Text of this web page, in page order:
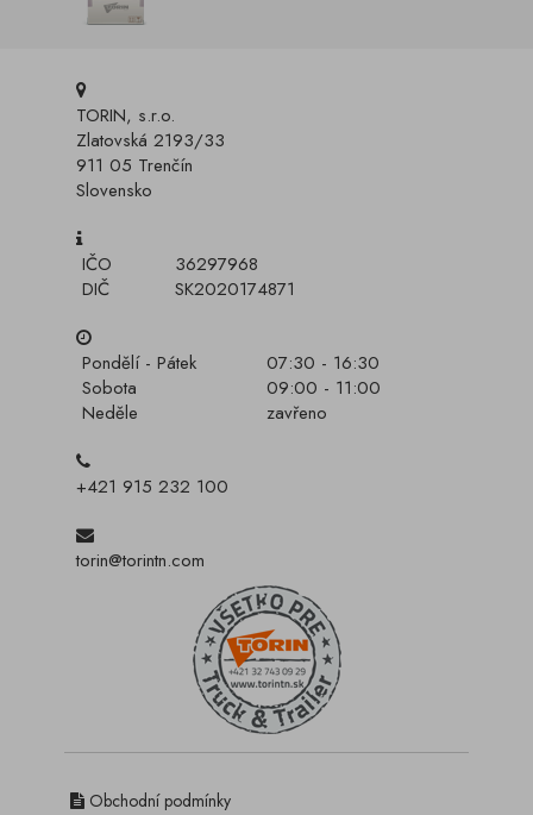
TORIN, s.r.o.
Zlatovská 2193/33
911 05 Trenčín
Slovensko
IČO
36297968
DIČ
SK2020174871
Pondělí - Pátek
07:30 - 16:30
Sobota
09:00 - 11:00
Neděle
zavřeno
+421 915 232 100
torin@torintn.com
Obchodní podmínky